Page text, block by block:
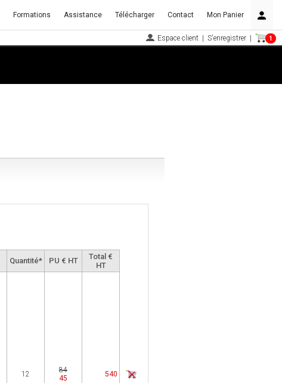
Formations Assistance Télécharger Contact Mon Panier
Espace client S'enregistrer 1
Quantité* PU € HT
Total €
HT
12
84
45
540